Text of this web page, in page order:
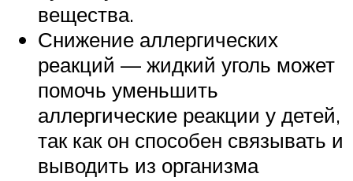
вещества.
Снижение аллергических
реакций — жидкий уголь может
помочь уменьшить
аллергические реакции у детей,
так как он способен связывать и
выводить из организма